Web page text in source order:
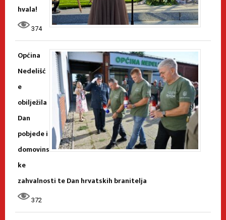
hvala!
374
Općina
Nedelišć
e
obilježila
Dan
pobjede i
domovins
ke
zahvalnosti te Dan hrvatskih branitelja
372